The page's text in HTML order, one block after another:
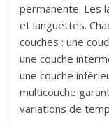
permanente. Les
et languettes.
couches : une
une couche
une couche
multicouche
variations de